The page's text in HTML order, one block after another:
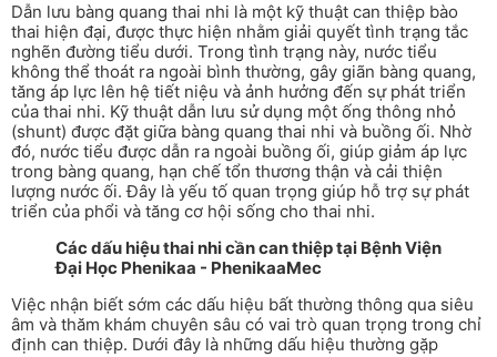
Dẫn lưu bàng quang thai nhi là một kỹ thuật can thiệp bào
thai hiện đại, được thực hiện nhằm giải quyết tình trạng tắc
nghẽn đường tiểu dưới. Trong tình trạng này, nước tiểu
không thể thoát ra ngoài bình thường, gây giãn bàng quang,
tăng áp lực lên hệ tiết niệu và ảnh hưởng đến sự phát triển
của thai nhi. Kỹ thuật dẫn lưu sử dụng một ống thông nhỏ
(shunt) được đặt giữa bàng quang thai nhi và buồng ối. Nhờ
đó, nước tiểu được dẫn ra ngoài buồng ối, giúp giảm áp lực
trong bàng quang, hạn chế tổn thương thận và cải thiện
lượng nước ối. Đây là yếu tố quan trọng giúp hỗ trợ sự phát
triển của phổi và tăng cơ hội sống cho thai nhi.
Các dấu hiệu thai nhi cần can thiệp tại Bệnh Viện
Đại Học Phenikaa - PhenikaaMec
Việc nhận biết sớm các dấu hiệu bất thường thông qua siêu
âm và thăm khám chuyên sâu có vai trò quan trọng trong chỉ
định can thiệp. Dưới đây là những dấu hiệu thường gặp